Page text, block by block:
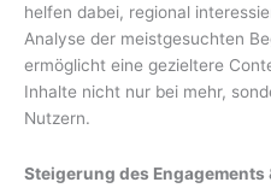
helfen dabei, regional
Analyse der meistgesuchten
ermöglicht eine gezieltere
Inhalte nicht nur bei mehr,
Nutzern.
Steigerung des Engagements